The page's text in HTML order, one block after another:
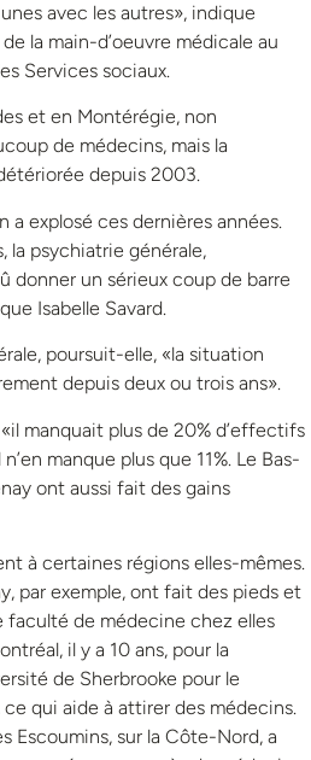
avec les autres», indique
la main-d’oeuvre médicale au
Services sociaux.
et en Montérégie, non
de médecins, mais la
depuis 2003.
a explosé ces dernières années.
la psychiatrie générale,
donner un sérieux coup de barre
Isabelle Savard.
poursuit-elle, «la situation
depuis deux ou trois ans».
manquait plus de 20% d’effectifs
manque plus que 11%. Le Bas-
ont aussi fait des gains
à certaines régions elles-mêmes.
par exemple, ont fait des pieds et
faculté de médecine chez elles
il y a 10 ans, pour la
de Sherbrooke pour le
ce qui aide à attirer des médecins.
Escoumins, sur la Côte-Nord, a